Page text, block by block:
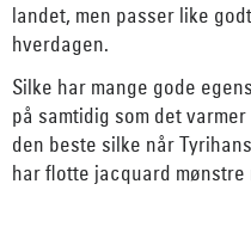
landet, men passer like
hverdagen.
Silke har mange gode
på samtidig som det
den beste silke når
har flotte jacquard